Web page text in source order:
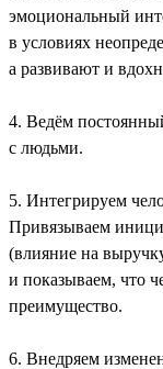
эмоциональный
в условиях
а развивают и
4. Ведём
с людьми.
5. Интегрируем
Привязываем
(влияние на
и показываем, что
преимущество.
6. Внедряем